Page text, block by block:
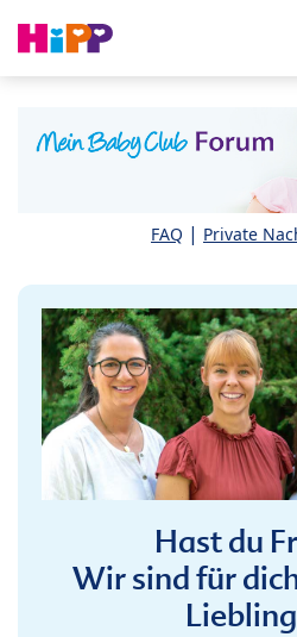
FAQ | Private
Hast du
Wir sind für